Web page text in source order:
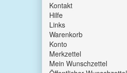
Kontakt
Hilfe
Links
Warenkorb
Konto
Merkzettel
Mein Wunschzettel